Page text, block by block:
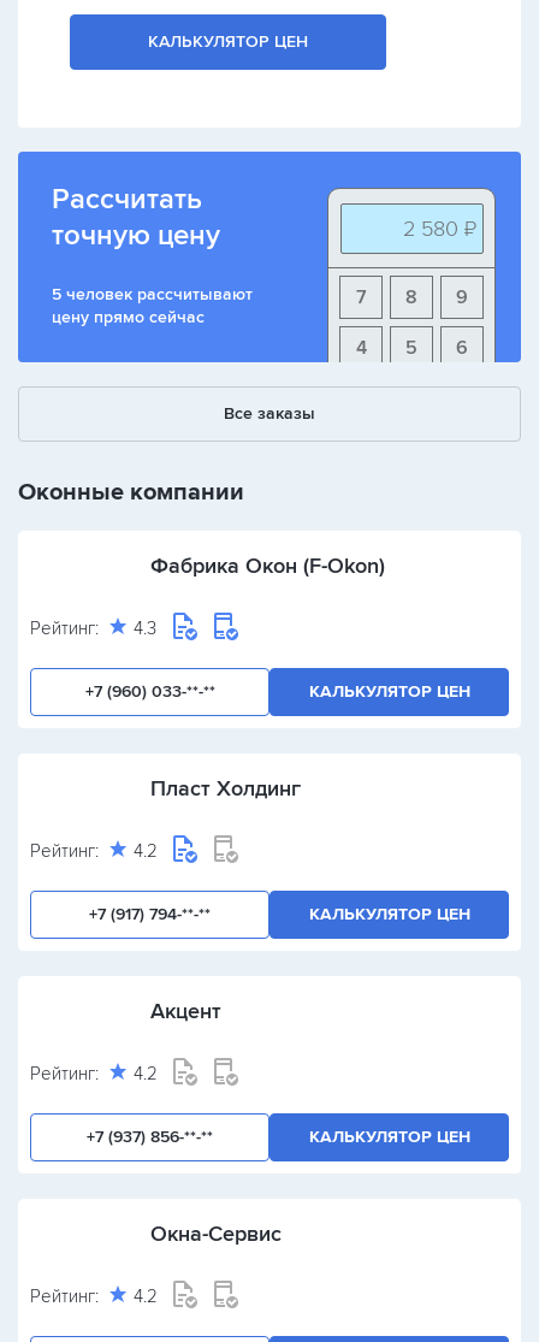
КАЛЬКУЛЯТОР ЦЕН
Рассчитать
точную цену
5 человек рассчитывают
цену прямо сейчас
2 580 ₽
9
8
7
6
5
4
+ - /
Все заказы
Оконные компании
Фабрика Окон (F-Okon)
Рейтинг: 4.3
+7 (960) 033-**-** КАЛЬКУЛЯТОР ЦЕН
Пласт Холдинг
Рейтинг: 4.2
+7 (917) 794-**-** КАЛЬКУЛЯТОР ЦЕН
Акцент
Рейтинг: 4.2
+7 (937) 856-**-** КАЛЬКУЛЯТОР ЦЕН
Окна-Сервис
Рейтинг: 4.2